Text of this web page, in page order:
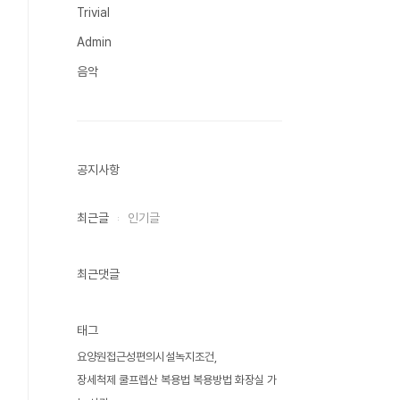
Trivial
Admin
음악
공지사항
최근글 인기글
최근댓글
태그
요양원접근성편의시설녹지조건
장세척제 쿨프렙산 복용법 복용방법 화장실 가